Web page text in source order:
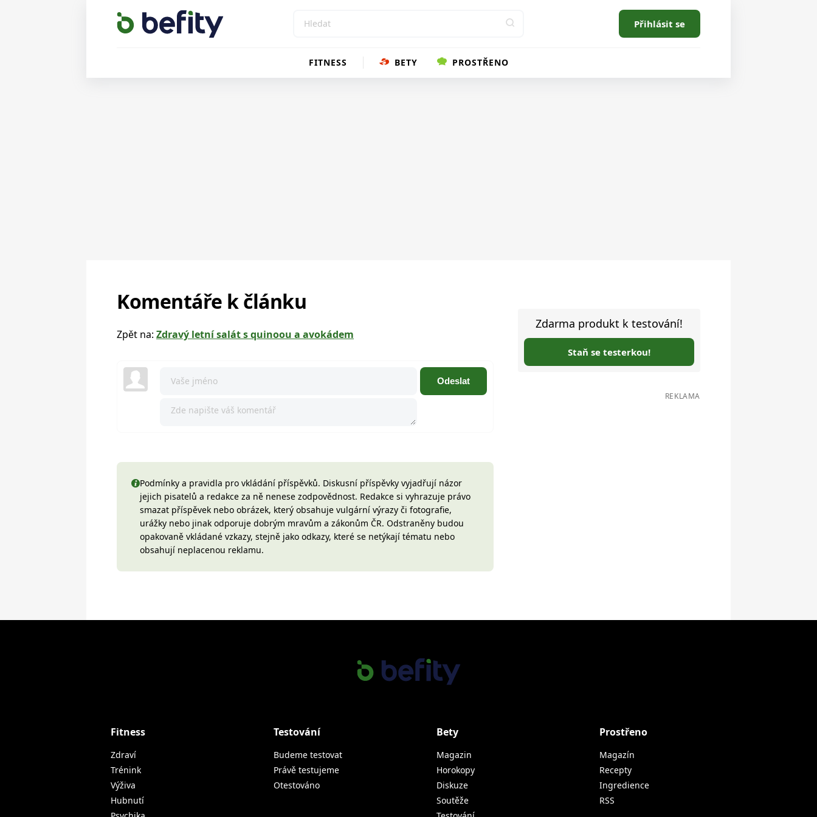
Přihlásit se
FITNESS BETY PROSTŘENO
Komentáře k článku
Zpět na: Zdravý letní salát s quinoou a avokádem
Odeslat
Podmínky a pravidla pro vkládání příspěvků. Diskusní příspěvky vyjadřují názor
jejich pisatelů a redakce za ně nenese zodpovědnost. Redakce si vyhrazuje právo
smazat příspěvek nebo obrázek, který obsahuje vulgární výrazy či fotografie,
urážky nebo jinak odporuje dobrým mravům a zákonům ČR. Odstraněny budou
opakovaně vkládané vzkazy, stejně jako odkazy, které se netýkají tématu nebo
obsahují neplacenou reklamu.
Zdarma produkt k testování!
Staň se testerkou!
REKLAMA
Fitness
Zdraví
Trénink
Výživa
Hubnutí
Testování
Budeme testovat
Právě testujeme
Otestováno
Bety
Magazin
Horokopy
Diskuze
Soutěže
Prostřeno
Magazín
Recepty
Ingredience
RSS